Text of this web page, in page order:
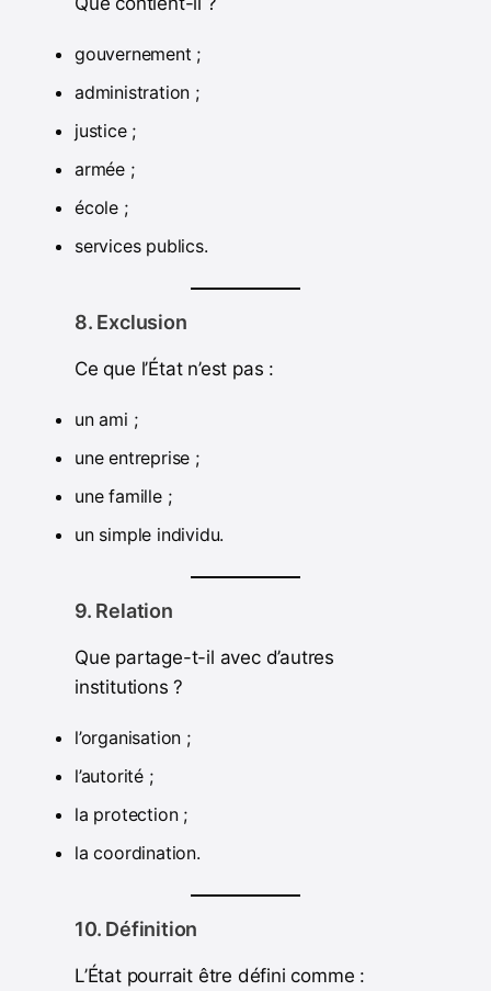
gouvernement ;
administration ;
justice ;
armée ;
école ;
services publics.
8. Exclusion
Ce que l’État n’est pas :
un ami ;
une entreprise ;
une famille ;
un simple individu.
9. Relation
Que partage-t-il avec d’autres
institutions ?
l’organisation ;
l’autorité ;
la protection ;
la coordination.
10. Définition
L’État pourrait être défini comme :